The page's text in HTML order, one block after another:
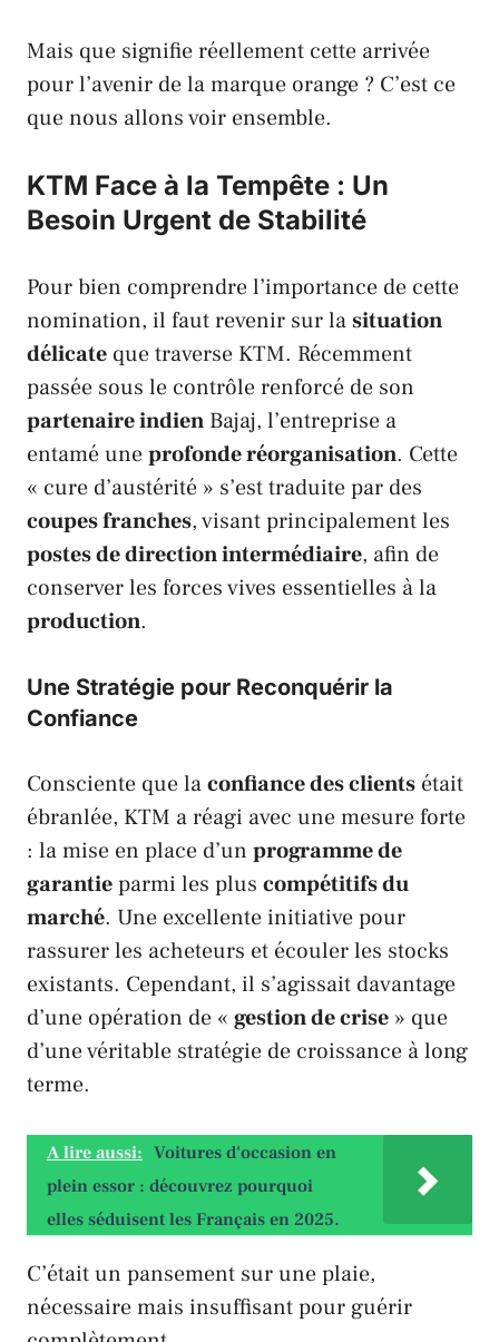
Mais que signifie réellement cette arrivée
pour l’avenir de la marque orange ? C’est ce
que nous allons voir ensemble.
KTM Face à la Tempête : Un
Besoin Urgent de Stabilité
Pour bien comprendre l’importance de cette
nomination, il faut revenir sur lasituation
délicate que traverse KTM. Récemment
passée sous le contrôle renforcé de son
partenaire indien Bajaj, l’entreprise a
entamé uneprofonde réorganisation. Cette
« cure d’austérité » s’est traduite par des
coupes franches, visant principalement les
postes de direction intermédiaire, afin de
conserver les forces vives essentielles à la
production.
Une Stratégie pour Reconquérir la
Confiance
Consciente que laconfiance des clients était
ébranlée, KTM a réagi avec une mesure forte
: la mise en place d’un programme de
garantieparmi les plus compétitifs du
marché. Une excellente initiative pour
rassurer les acheteurs et écouler les stocks
existants. Cependant, il s’agissait davantage
d’une opération de « gestion de crise » que
d’une véritable stratégie de croissance à long
terme.
A lire aussi: Voitures d'occasion en
plein essor : découvrez pourquoi
elles séduisent les Français en 2025.
C’était un pansement sur une plaie,
nécessaire mais insuffisant pour guérir